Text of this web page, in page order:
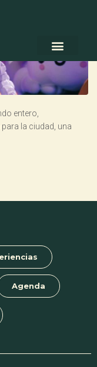
entero,
la ciudad, una
Agenda